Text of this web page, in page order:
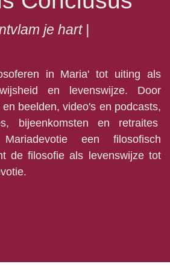
je hart |
in Maria' tot uiting als
en levenswijze. Door
beelden, video's en podcasts,
bijeenkomsten en retraites
een filosofisch
de filosofie als levenswijze tot